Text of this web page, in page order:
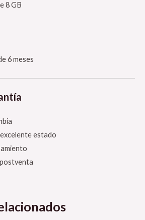
8 GB
6 meses
estado